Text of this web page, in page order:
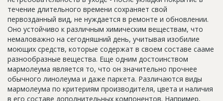
Пресс-релизы
Правила работы
Контакты
Личный кабинет
течение длительного времени сохраняет свой
первозданный вид, не нуждается в ремонте и обновлении.
Оно устойчиво к различным химическим веществам, что
немаловажно на сегодняшний день, учитывая изобилие
моющих средств, которые содержат в своем составе сааме
разнообразные вещества. Еще одним достоинством
мармолеума является то, что он значительно прочнее
обычного линолеума и даже паркета. Различаются виды
мармолеума по критериям производителя, цвета и наличия
в его составе дополнительных компонентов. Например,